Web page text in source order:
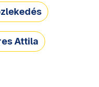
Attila